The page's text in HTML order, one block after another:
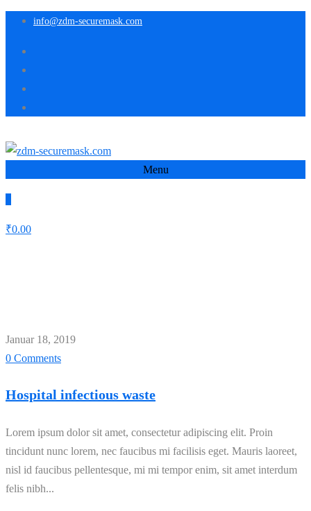
info@zdm-securemask.com
Menu
₹0.00
Januar 18, 2019
0 Comments
Hospital infectious waste
Lorem ipsum dolor sit amet, consectetur adipiscing elit. Proin
tincidunt nunc lorem, nec faucibus mi facilisis eget. Mauris laoreet,
nisl id faucibus pellentesque, mi mi tempor enim, sit amet interdum
felis nibh...